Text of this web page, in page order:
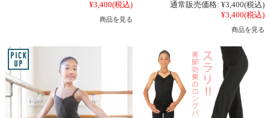
¥3,400(税込)
商品を見る
通常販売価格: ¥3,400(税込)
¥3,400(税込)
商品を見る